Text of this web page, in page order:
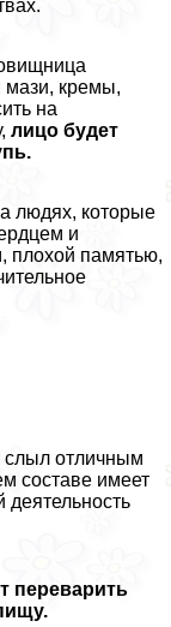
мази, кремы,
на
лицо будет
людях, которые
и
плохой памятью,
слыл отличным
составе имеет
переварить